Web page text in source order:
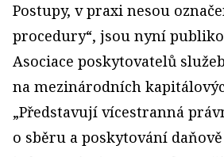
Postupy, v praxi nesou
procedury“, jsou nyní
Asociace poskytovatelů služeb
na mezinárodních
„Představují vícestranná
o sběru a poskytování